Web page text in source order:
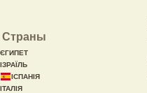
Страны
ЄГИПЕТ
ІЗРАЇЛЬ
ІСПАНІЯ
ІТАЛІЯ